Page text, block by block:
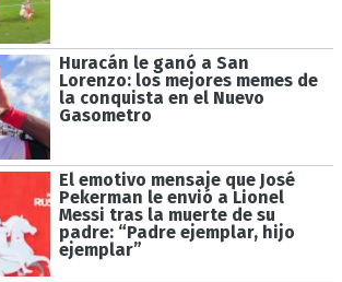
Huracán le ganó a San
Lorenzo: los mejores memes de
la conquista en el Nuevo
Gasometro
El emotivo mensaje que José
Pekerman le envió a Lionel
Messi tras la muerte de su
padre: “Padre ejemplar, hijo
ejemplar”